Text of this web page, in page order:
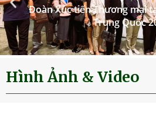
Đoàn Xúc tiến Thương mại
Trung Quốc
Hình Ảnh & Video